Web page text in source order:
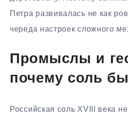
Петра развивалась не как
череда настроек сложного
Промыслы и
почему соль
Российская соль XVIII века